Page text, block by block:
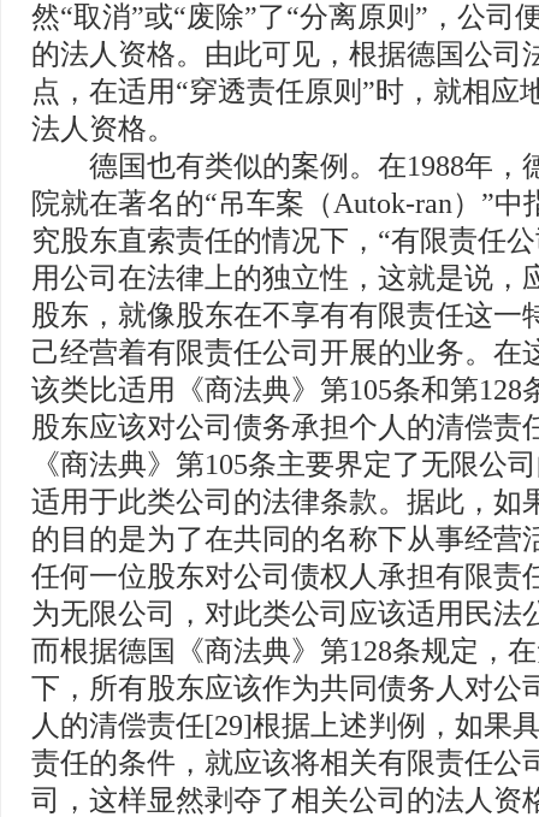
然“取消”或“废除”了“分离原则”，公司
的法人资格。由此可见，根据德国公司
点，在适用“穿透责任原则”时，就相应
法人资格。
德国也有类似的案例。在1988年，
院就在著名的“吊车案（Autok-ran）”中
究股东直索责任的情况下，“有限责任
用公司在法律上的独立性，这就是说，
股东，就像股东在不享有有限责任这一
己经营着有限责任公司开展的业务。在
该类比适用《商法典》第105条和第128
股东应该对公司债务承担个人的清偿责
《商法典》第105条主要界定了无限公
适用于此类公司的法律条款。据此，如
的目的是为了在共同的名称下从事经营
任何一位股东对公司债权人承担有限责
为无限公司，对此类公司应该适用民法
而根据德国《商法典》第128条规定，
下，所有股东应该作为共同债务人对公
人的清偿责任[29]根据上述判例，如果
责任的条件，就应该将相关有限责任公
司，这样显然剥夺了相关公司的法人资